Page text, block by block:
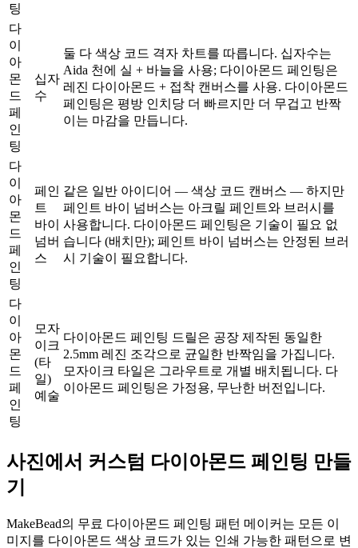
팅
다
이
아
몬
드
페
인
팅
십자
수
둘 다 색상 코드 격자 차트를 따릅니다. 십자수는
Aida 천에 실 + 바늘을 사용; 다이아몬드 페인팅은
레진 다이아몬드 + 접착 캔버스를 사용. 다이아몬드
페인팅은 평방 인치당 더 빠르지만 더 무겁고 반짝
이는 마감을 만듭니다.
다
이
아
몬
드
페
인
팅
페인
트
바이
넘버
스
같은 일반 아이디어 — 색상 코드 캔버스 — 하지만
페인트 바이 넘버스는 아크릴 페인트와 브러시를
사용합니다. 다이아몬드 페인팅은 기술이 필요 없
습니다 (배치만); 페인트 바이 넘버스는 안정된 브러
시 기술이 필요합니다.
다
이
아
몬
드
페
인
팅
모자
이크
(타
일)
예술
다이아몬드 페인팅 드릴은 공장 제작된 동일한
2.5mm 레진 조각으로 균일한 반짝임을 가집니다.
모자이크 타일은 그라우트로 개별 배치됩니다. 다
이아몬드 페인팅은 가정용, 무난한 버전입니다.
사진에서 커스텀 다이아몬드 페인팅 만들
기
MakeBead의 무료 다이아몬드 페인팅 패턴 메이커는 모든 이
미지를 다이아몬드 색상 코드가 있는 인쇄 가능한 패턴으로 변